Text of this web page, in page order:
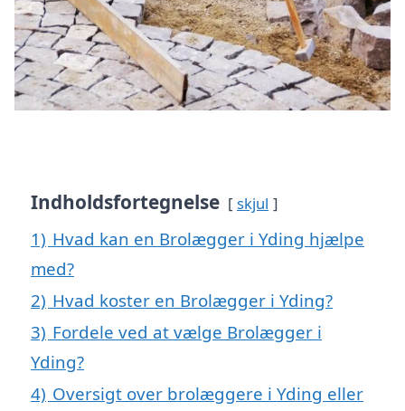
Indholdsfortegnelse skjul
1) Hvad kan en Brolægger i Yding hjælpe
med?
2) Hvad koster en Brolægger i Yding?
3) Fordele ved at vælge Brolægger i
Yding?
4) Oversigt over brolæggere i Yding eller